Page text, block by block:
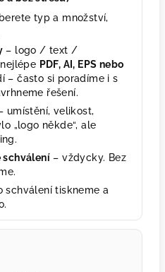
typ a množství,
– logo / text /
PDF, AI, EPS nebo
– často si poradíme i s
řešení.
umístění, velikost,
„logo někde“, ale
schválení – vždycky. Bez
schválení tiskneme a